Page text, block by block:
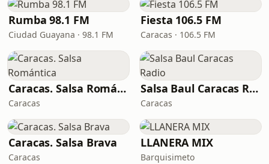
Rumba 98.1 FM
Ciudad Guayana · 98.1 FM
Fiesta 106.5 FM
Caracas · 106.5 FM
Caracas. Salsa Romántica
Caracas
Salsa Baul Caracas Radio
Caracas
Caracas. Salsa Brava
Caracas
LLANERA MIX
Barquisimeto